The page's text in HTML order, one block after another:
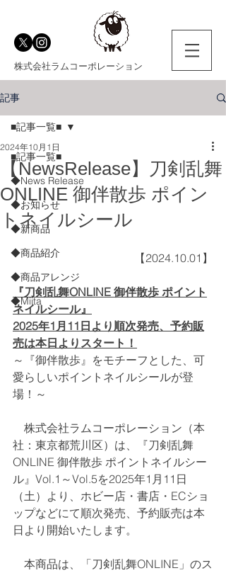
株式会社ラムコーポレーション
記事
■記事一覧■
◆News Release
◆お知らせ
◆新商品
◆商品紹介
◆商品アレンジ
◆Miita
■記事一覧■
【NewsRelease】刀剣乱舞
ONLINE 御伴散歩 ポイン
トネイルシール
2024年10月1日
【2024.10.01】
『刀剣乱舞ONLINE 御伴散歩 ポイント
ネイルシール』
2025年1月11日より順次発売、予約販
売は本日よりスタート！
～『御伴散歩』をモチーフとした、可
愛らしいポイントネイルシールが登
場！～
株式会社ラムコーポレーション（本
社：東京都荒川区）は、『刀剣乱舞
ONLINE 御伴散歩 ポイントネイルシー
ル』Vol.1～Vol.5を2025年1月11日
（土）より、ホビー店・書店・ECショ
ップなどにて順次発売、予約販売は本
日より開始いたします。
本商品は、「刀剣乱舞ONLINE」のス